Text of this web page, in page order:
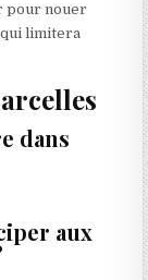
pour nouer
qui limitera
dans
aux